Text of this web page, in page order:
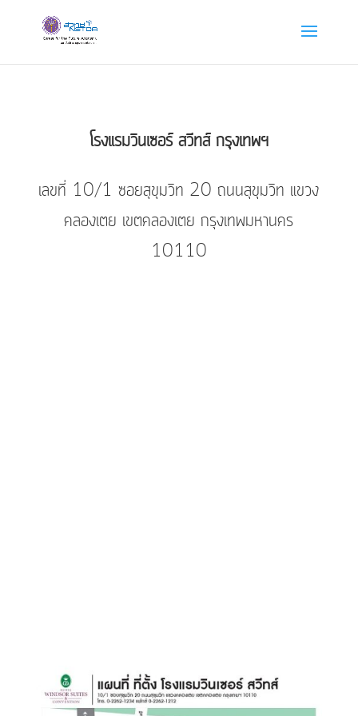
โรงแรมวินเซอร์ สวีทส์ กรุงเทพฯ
เลขที่ 10/1 ซอยสุขุมวิท 20 ถนนสุขุมวิท แขวง
คลองเตย เขตคลองเตย กรุงเทพมหานคร
10110